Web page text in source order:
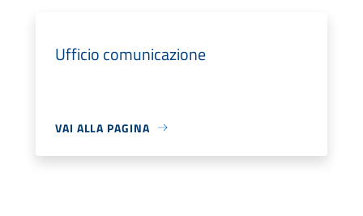
Ufficio comunicazione
VAI ALLA PAGINA